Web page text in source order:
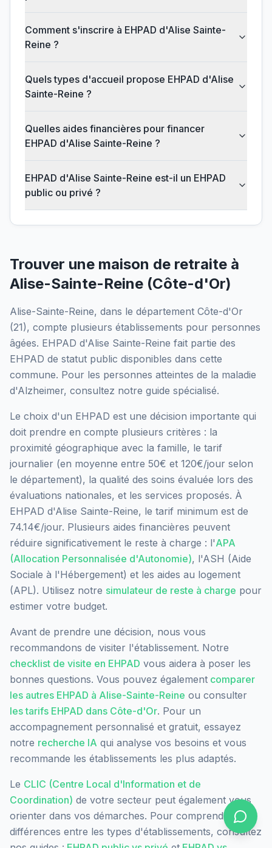
Comment s'inscrire à EHPAD d'Alise Sainte-
Reine ?
Quels types d'accueil propose EHPAD d'Alise
Sainte-Reine ?
Quelles aides financières pour financer
EHPAD d'Alise Sainte-Reine ?
EHPAD d'Alise Sainte-Reine est-il un EHPAD
public ou privé ?
Trouver une maison de retraite à
Alise-Sainte-Reine (Côte-d'Or)
Alise-Sainte-Reine, dans le département Côte-d'Or
(21), compte plusieurs établissements pour personnes
âgées. EHPAD d'Alise Sainte-Reine fait partie des
EHPAD de statut public disponibles dans cette
commune. Pour les personnes atteintes de la maladie
d'Alzheimer, consultez notre guide spécialisé.
Le choix d'un EHPAD est une décision importante qui
doit prendre en compte plusieurs critères : la
proximité géographique avec la famille, le tarif
journalier (en moyenne entre 50€ et 120€/jour selon
le département), la qualité des soins évaluée lors des
évaluations nationales, et les services proposés. À
EHPAD d'Alise Sainte-Reine, le tarif minimum est de
74.14€/jour. Plusieurs aides financières peuvent
réduire significativement le reste à charge : l'APA
(Allocation Personnalisée d'Autonomie), l'ASH (Aide
Sociale à l'Hébergement) et les aides au logement
(APL). Utilisez notre simulateur de reste à charge pour
estimer votre budget.
Avant de prendre une décision, nous vous
recommandons de visiter l'établissement. Notre
checklist de visite en EHPAD vous aidera à poser les
bonnes questions. Vous pouvez également comparer
les autres EHPAD à Alise-Sainte-Reine ou consulter
les tarifs EHPAD dans Côte-d'Or. Pour un
accompagnement personnalisé et gratuit, essayez
notre recherche IA qui analyse vos besoins et vous
recommande les établissements les plus adaptés.
Le CLIC (Centre Local d'Information et de
Coordination) de votre secteur peut également vous
orienter dans vos démarches. Pour comprendre les
différences entre les types d'établissements, consultez